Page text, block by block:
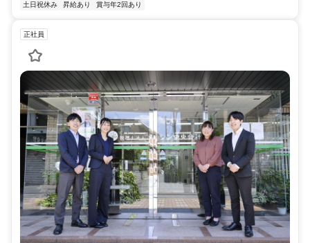
土日祝休み
昇給あり 賞与年2回あり
正社員